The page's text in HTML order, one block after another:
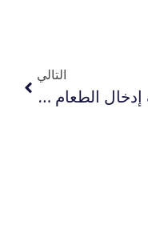
التالي
وقف إدخال الطعام بذريعة حرب إيران عقوبة جماعية ومدنيو غزة رهائن لدى إسرائيل